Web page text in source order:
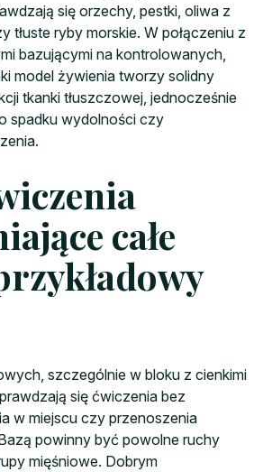
się orzechy, pestki, oliwa z
tłuste ryby morskie. W połączeniu z
bazującymi na kontrolowanych,
model żywienia tworzy solidny
tkanki tłuszczowej, jednocześnie
spadku wydolności czy
całe
szczególnie w bloku z cienkimi
się ćwiczenia bez
w miejscu czy przenoszenia
powinny być powolne ruchy
mięśniowe. Dobrym